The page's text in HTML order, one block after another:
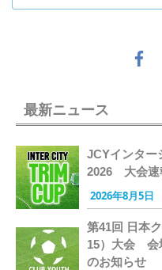
最新ニュース
JCYインター
2026 大会速
2026年8月5日
第41回 日本
15）大会 会
のお知らせ